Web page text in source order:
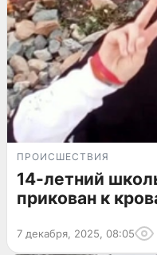
ПРОИСШЕСТВИЯ
14-летний
прикован к
7 декабря, 2025, 08:05